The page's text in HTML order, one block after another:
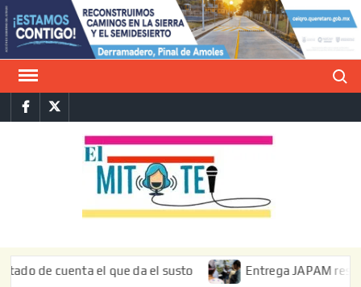
Saltar
al
contenido
FacebookTwitter
cuenta el que da el susto Entrega JAPAM